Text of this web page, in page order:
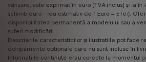
vânzare, este exprimat în euro (TVA inclus) și ia în
schimb euro – leu estimativ de 1 Euro = 5 lei).
disponibilitatea permanentă a modelului sau a
suferi modificări.
Descrierile caracteristicilor și ilustratiile pot face
echipamente optionale care nu sunt incluse în
Informatiile continute erau corecte la momentul